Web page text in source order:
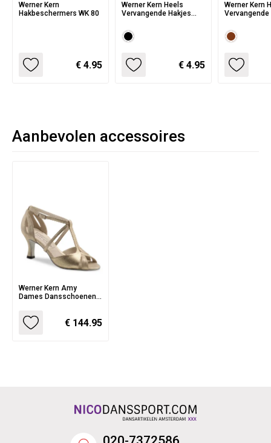
Werner Kern
Hakbeschermers WK 80
€ 4.95
Werner Kern Heels
Vervangende Hakjes
€ 4.95
Werner Kern
Vervangende
Aanbevolen accessoires
Werner Kern Amy
Dames Dansschoenen
dansstijlen - Smalle
pasvorm
€ 144.95